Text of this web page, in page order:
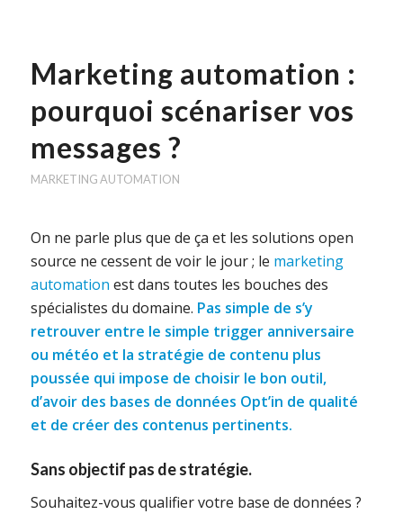
Marketing automation :
pourquoi scénariser vos
messages ?
MARKETING AUTOMATION
On ne parle plus que de ça et les solutions open
source ne cessent de voir le jour ; le marketing
automation est dans toutes les bouches des
spécialistes du domaine. Pas simple de s’y
retrouver entre le simple trigger anniversaire
ou météo et la stratégie de contenu plus
poussée qui impose de choisir le bon outil,
d’avoir des bases de données Opt’in de qualité
et de créer des contenus pertinents.
Sans objectif pas de stratégie.
Souhaitez-vous qualifier votre base de données ?